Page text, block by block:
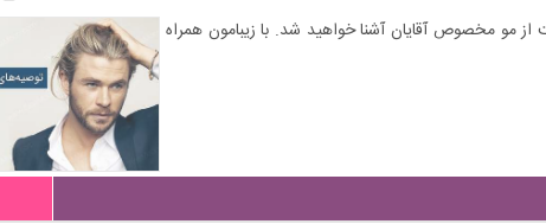
مو مخصوص آقایان آشنا خواهید شد. با زیبامون همراه